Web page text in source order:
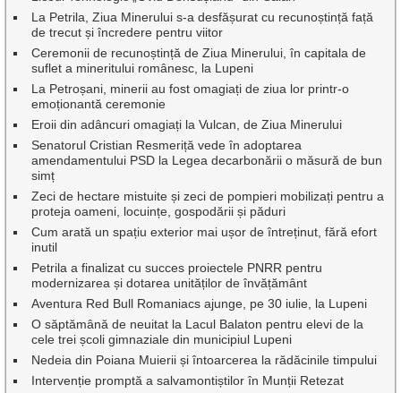
La Petrila, Ziua Minerului s-a desfășurat cu recunoștință față
de trecut și încredere pentru viitor
Ceremonii de recunoștință de Ziua Minerului, în capitala de
suflet a mineritului românesc, la Lupeni
La Petroșani, minerii au fost omagiați de ziua lor printr-o
emoționantă ceremonie
Eroii din adâncuri omagiați la Vulcan, de Ziua Minerului
Senatorul Cristian Resmeriță vede în adoptarea
amendamentului PSD la Legea decarbonării o măsură de bun
simț
Zeci de hectare mistuite și zeci de pompieri mobilizați pentru a
proteja oameni, locuințe, gospodării și păduri
Cum arată un spațiu exterior mai ușor de întreținut, fără efort
inutil
Petrila a finalizat cu succes proiectele PNRR pentru
modernizarea și dotarea unităților de învățământ
Aventura Red Bull Romaniacs ajunge, pe 30 iulie, la Lupeni
O săptămână de neuitat la Lacul Balaton pentru elevi de la
cele trei școli gimnaziale din municipiul Lupeni
Nedeia din Poiana Muierii și întoarcerea la rădăcinile timpului
Intervenție promptă a salvamontiștilor în Munții Retezat